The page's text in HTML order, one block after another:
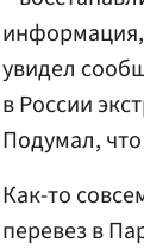
информация,
увидел
в России
Подумал,
Как-то
перевез в